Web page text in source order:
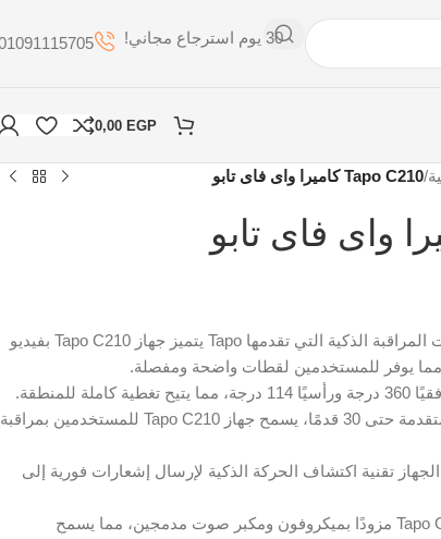
30 يوم استرجاع مجاني!
0,00 EGP
/Tapo C210 كاميرا واى فاى تابو
هي إحدى كاميرات المراقبة الذكية التي تقدمها Tapo يتميز جهاز Tapo C210 بفيديو
الرؤية الليلية: بفضل الرؤية الليلية المتقدمة حتى 30 قدمًا، يسمح جهاز Tapo C210 للمستخدمين بمراقبة
تقنية اكتشاف الحركة الذكية لإرسال إشعارات فورية إلى
الصوت ثنائي الاتجاه: يأتي جهاز Tapo C210 مزودًا بميكروفون ومكبر صوت مدمجين، مما يسمح